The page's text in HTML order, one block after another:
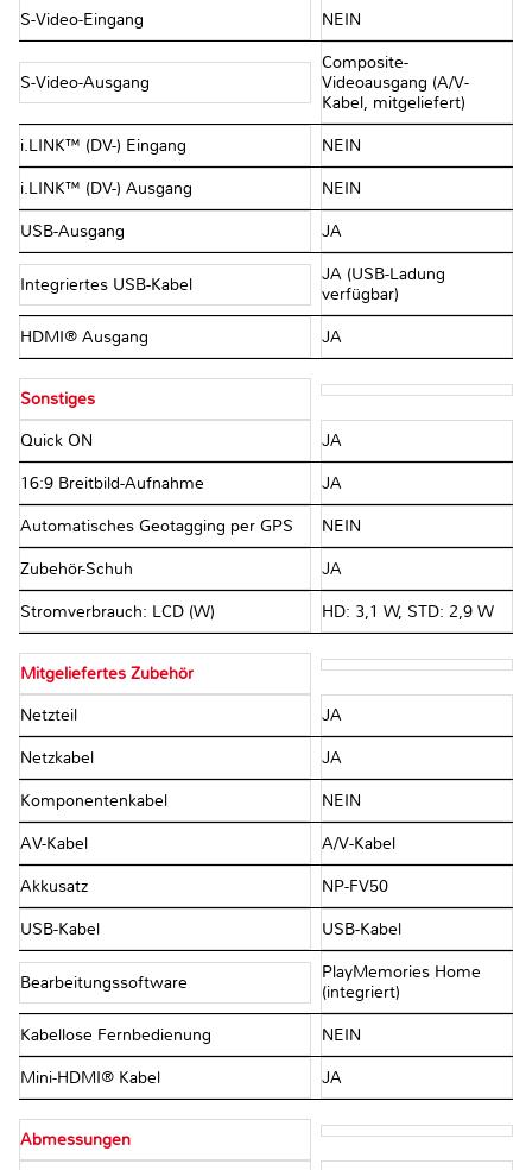
S-Video-Eingang NEIN
S-Video-Ausgang
Composite-
Videoausgang (A/V-
Kabel, mitgeliefert)
i.LINK™ (DV-) Eingang NEIN
i.LINK™ (DV-) Ausgang NEIN
USB-Ausgang JA
Integriertes USB-Kabel
JA (USB-Ladung
verfügbar)
HDMI® Ausgang JA
Sonstiges
Quick ON JA
16:9 Breitbild-Aufnahme JA
Automatisches Geotagging per GPS NEIN
Zubehör-Schuh JA
Stromverbrauch: LCD (W) HD: 3,1 W, STD: 2,9 W
Mitgeliefertes Zubehör
Netzteil JA
Netzkabel JA
Komponentenkabel NEIN
AV-Kabel A/V-Kabel
Akkusatz NP-FV50
USB-Kabel USB-Kabel
Bearbeitungssoftware
PlayMemories Home
(integriert)
Kabellose Fernbedienung NEIN
Mini-HDMI® Kabel JA
Abmessungen